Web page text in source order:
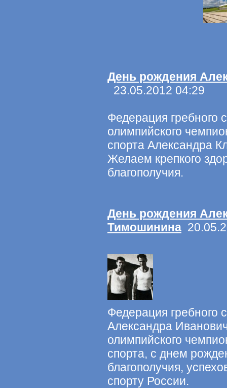
День рождения
23.05.2012 04:29
Федерация гребного
олимпийского
спорта Александра
Желаем крепкого
благополучия.
День рождения
Тимошинина
Федерация гребного
Александра
олимпийского
спорта, с днем
благополучия,
спорту России.